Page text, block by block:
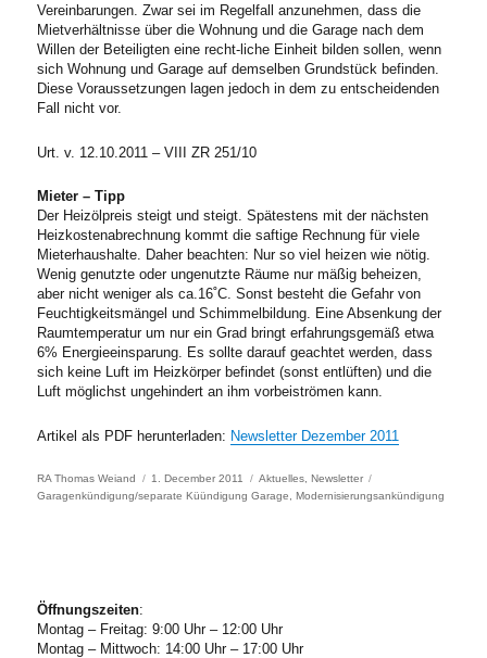
Vereinbarungen. Zwar sei im Regelfall anzunehmen, dass die
Mietverhältnisse über die Wohnung und die Garage nach dem
Willen der Beteiligten eine recht-liche Einheit bilden sollen, wenn
sich Wohnung und Garage auf demselben Grundstück befinden.
Diese Voraussetzungen lagen jedoch in dem zu entscheidenden
Fall nicht vor.
Urt. v. 12.10.2011 – VIII ZR 251/10
Mieter – Tipp
Der Heizölpreis steigt und steigt. Spätestens mit der nächsten
Heizkostenabrechnung kommt die saftige Rechnung für viele
Mieterhaushalte. Daher beachten: Nur so viel heizen wie nötig.
Wenig genutzte oder ungenutzte Räume nur mäßig beheizen,
aber nicht weniger als ca.16˚C. Sonst besteht die Gefahr von
Feuchtigkeitsmängel und Schimmelbildung. Eine Absenkung der
Raumtemperatur um nur ein Grad bringt erfahrungsgemäß etwa
6% Energieeinsparung. Es sollte darauf geachtet werden, dass
sich keine Luft im Heizkörper befindet (sonst entlüften) und die
Luft möglichst ungehindert an ihm vorbeiströmen kann.
Artikel als PDF herunterladen: Newsletter Dezember 2011
Author
RA Thomas Weiand
Posted
on
1. December 2011 Categories
Aktuelles, Newsletter
Garagenkündigung/separate Küündigung Garage
,Modernisierungsankündigung
Öffnungszeiten:
Montag – Freitag: 9:00 Uhr – 12:00 Uhr
Montag – Mittwoch: 14:00 Uhr – 17:00 Uhr